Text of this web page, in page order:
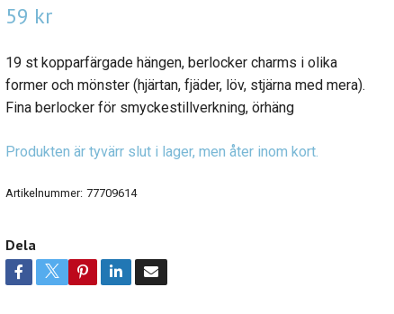
59 kr
19 st kopparfärgade hängen, berlocker charms i olika
former och mönster (hjärtan, fjäder, löv, stjärna med mera).
Fina berlocker för smyckestillverkning, örhäng
Produkten är tyvärr slut i lager, men åter inom kort.
Artikelnummer: 77709614
Dela